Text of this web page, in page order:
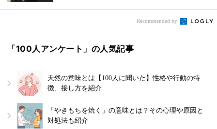
Recommended by
「100人アンケート」の人気記事
天然の意味とは【100人に聞いた】性格や行動の特
徴、接し方を紹介
「やきもちを焼く」の意味とは？その心理や原因と
対処法も紹介